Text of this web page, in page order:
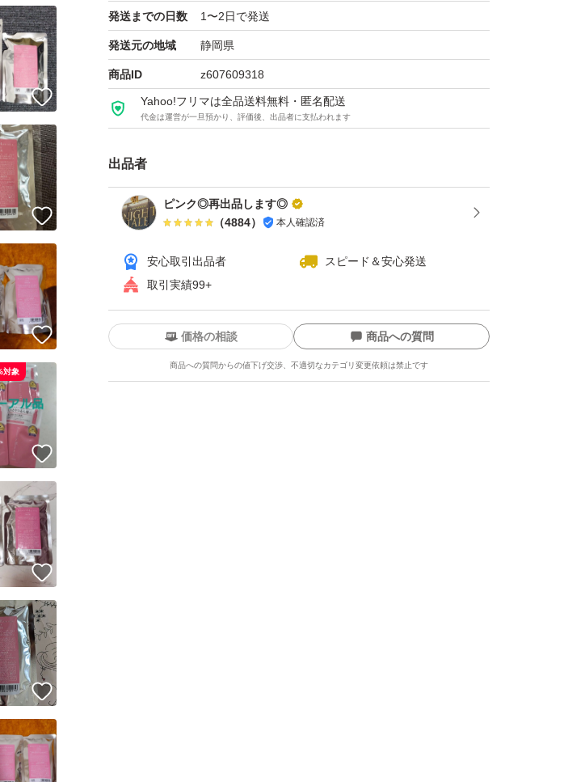
オルビス トリートメントヘアウォーター (詰替え/無香料)
ブランド：オルビス
オルビス トリートメントヘアウォーター レフィル 180ml×2
本体/詰め替え：詰め替え
トリートメントタイプ：洗い流さない
トリートメント、ヘアパック種類：ミスト、エッセンス
個数：2.0 個
セット/単品：セット
ヘアタイプ：ダメージヘア
特徴：無着色 アレルギーテスト済 無香料
発送までの日数 1〜2日で発送
発送元の地域 静岡県
商品ID z607609318
Yahoo!フリマは全品送料無料・匿名配送
代金は運営が一旦預かり、評価後、出品者に支払われます
出品者
ピンク◎再出品します◎
（4884） 本人確認済
安心取引出品者
スピード＆安心発送
取引実績99+
ーの実績について
したユーザーにバッジを付与しています
の基準をクリアした安心・安全なユーザーです
はYahoo!フリマの取引を完了させた実績があります
価格の相談 商品への質問
商品への質問からの値下げ交渉、不適切なカテゴリ変更依頼は禁止です
情報をコピーします
ています
いいね！
いいね！
いいね！
対象
いいね！